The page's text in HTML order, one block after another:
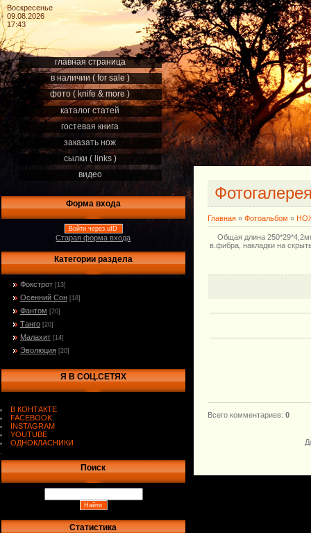
Воскресенье
09.08.2026
17:43
главная страница
в наличии ( for sale )
фото ( knife & more )
каталог статей
гостевая книга
заказать нож
сылки ( links )
видео
Форма входа
Войти через uID
Старая форма входа
Категории раздела
Фокстрот [13]
Осенний Сон [18]
Фантом [20]
Танго [20]
Малахит [14]
Эволюция [20]
Я В СОЦ.СЕТЯХ
В КОНТАКТЕ
FACEBOOK
INSTAGRAM
YOUTUBE
ОДНОКЛАСНИКИ
Поиск
Статистика
Главная » Фотоальбом »
Общая длина
в.фибра, накладки на
Всего комментариев: 0